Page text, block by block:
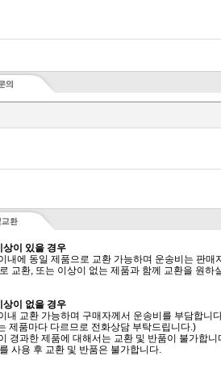
상이 있을 경우
내에 동일 제품으로 교환 가능하며 운송비는 판매
교환, 또는 이상이 없는 제품과 함께 교환을 원하
상이 없을 경우
내 교환 가능하며 구매자께서 운송비를 부담합니
제품마다 다르므로 전화상담 부탁드립니다.)
경과한 제품에 대해서는 교환 및 반품이 불가합니
사용 후 교환 및 반품은 불가합니다.